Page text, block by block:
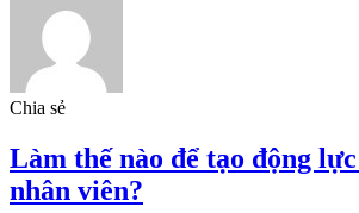
Chia sẻ
Làm thế nào để tạo động
nhân viên?